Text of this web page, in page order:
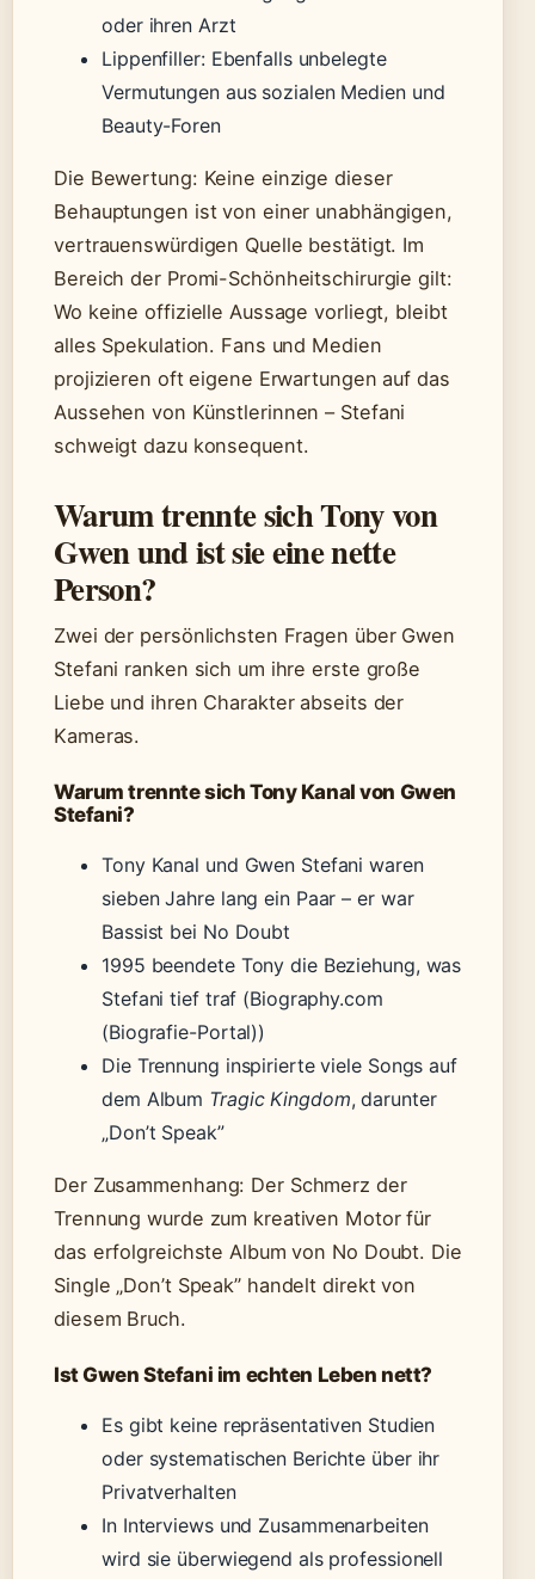
oder ihren Arzt
Lippenfiller: Ebenfalls unbelegte
Vermutungen aus sozialen Medien und
Beauty-Foren
Die Bewertung: Keine einzige dieser
Behauptungen ist von einer unabhängigen,
vertrauenswürdigen Quelle bestätigt. Im
Bereich der Promi-Schönheitschirurgie gilt:
Wo keine offizielle Aussage vorliegt, bleibt
alles Spekulation. Fans und Medien
projizieren oft eigene Erwartungen auf das
Aussehen von Künstlerinnen – Stefani
schweigt dazu konsequent.
Warum trennte sich Tony von
Gwen und ist sie eine nette
Person?
Zwei der persönlichsten Fragen über Gwen
Stefani ranken sich um ihre erste große
Liebe und ihren Charakter abseits der
Kameras.
Warum trennte sich Tony Kanal von Gwen
Stefani?
Tony Kanal und Gwen Stefani waren
sieben Jahre lang ein Paar – er war
Bassist bei No Doubt
1995 beendete Tony die Beziehung, was
Stefani tief traf (Biography.com
(Biografie-Portal))
Die Trennung inspirierte viele Songs auf
dem Album Tragic Kingdom, darunter
„Don’t Speak”
Der Zusammenhang: Der Schmerz der
Trennung wurde zum kreativen Motor für
das erfolgreichste Album von No Doubt. Die
Single „Don’t Speak” handelt direkt von
diesem Bruch.
Ist Gwen Stefani im echten Leben nett?
Es gibt keine repräsentativen Studien
oder systematischen Berichte über ihr
Privatverhalten
In Interviews und Zusammenarbeiten
wird sie überwiegend als professionell